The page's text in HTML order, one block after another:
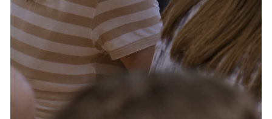
Servizi e accessibilità
Contatti
FAQ
Biglietti